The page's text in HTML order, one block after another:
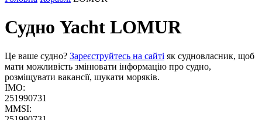
Судно Yacht LOMUR
Це ваше судно? Зареєструйтесь на сайті як судновласник, щоб
мати можливість змінювати інформацію про судно,
розміщувати вакансії, шукати моряків.
IMO:
251990731
MMSI: